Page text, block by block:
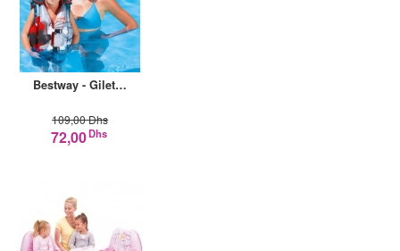
Bestway - Gilet…
109,00 Dhs
72,00Dhs